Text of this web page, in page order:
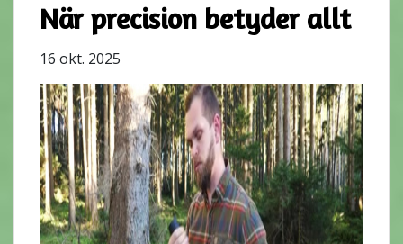
När precision betyder allt
16 okt. 2025